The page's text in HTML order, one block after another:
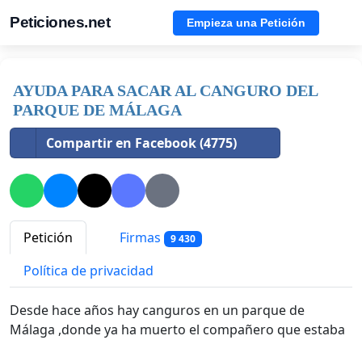
Peticiones.net Empieza una Petición
AYUDA PARA SACAR AL CANGURO DEL
PARQUE DE MÁLAGA
Compartir en Facebook (4775)
Petición Firmas 9 430
Política de privacidad
Desde hace años hay canguros en un parque de
Málaga ,donde ya ha muerto el compañero que estaba